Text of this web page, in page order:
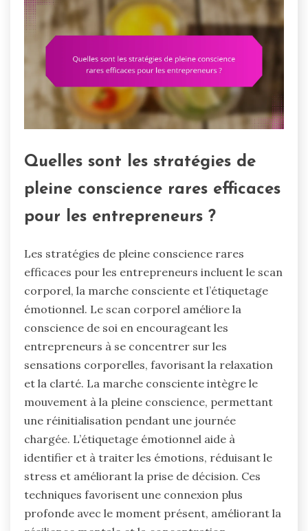
Quelles sont les stratégies de
pleine conscience rares efficaces
pour les entrepreneurs ?
Les stratégies de pleine conscience rares
efficaces pour les entrepreneurs incluent le scan
corporel, la marche consciente et l’étiquetage
émotionnel. Le scan corporel améliore la
conscience de soi en encourageant les
entrepreneurs à se concentrer sur les
sensations corporelles, favorisant la relaxation
et la clarté. La marche consciente intègre le
mouvement à la pleine conscience, permettant
une réinitialisation pendant une journée
chargée. L’étiquetage émotionnel aide à
identifier et à traiter les émotions, réduisant le
stress et améliorant la prise de décision. Ces
techniques favorisent une connexion plus
profonde avec le moment présent, améliorant la